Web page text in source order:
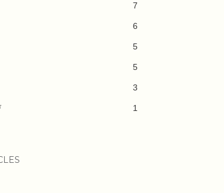
7
6
5
5
3
1